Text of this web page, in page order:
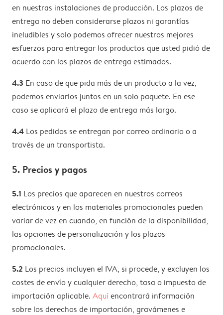
en nuestras instalaciones de producción. Los plazos de
entrega no deben considerarse plazos ni garantías
ineludibles y solo podemos ofrecer nuestros mejores
esfuerzos para entregar los productos que usted pidió de
acuerdo con los plazos de entrega estimados.
4.3 En caso de que pida más de un producto a la vez,
podemos enviarlos juntos en un solo paquete. En ese
caso se aplicará el plazo de entrega más largo.
4.4 Los pedidos se entregan por correo ordinario o a
través de un transportista.
5. Precios y pagos
5.1 Los precios que aparecen en nuestros correos
electrónicos y en los materiales promocionales pueden
variar de vez en cuando, en función de la disponibilidad,
las opciones de personalización y los plazos
promocionales.
5.2 Los precios incluyen el IVA, si procede, y excluyen los
costes de envío y cualquier derecho, tasa o impuesto de
importación aplicable. Aquíencontrará información
sobre los derechos de importación, gravámenes e